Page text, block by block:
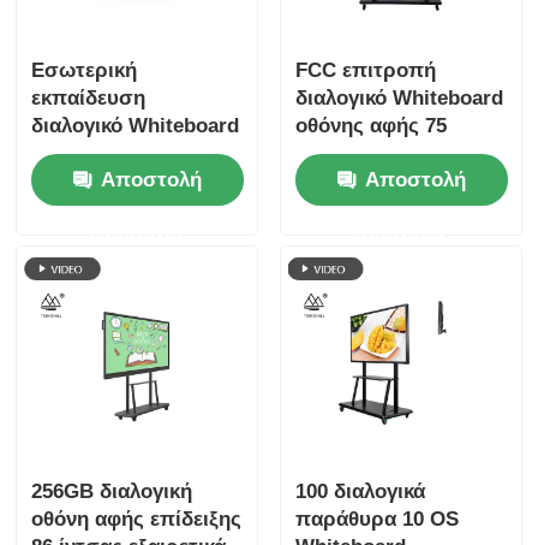
Εσωτερική
εκπαίδευση
διαλογικό Whiteboard
διαλογική επίδειξη 70
ίντσας Αποστολή
FCC επιτροπή
διαλογικό Whiteboard
οθόνης αφής 75
ίντσας για τους
σπουδαστέςΑποστολή
256GB διαλογική
οθόνη αφής επίδειξης
100 διαλογικά
παράθυρα 10 OS